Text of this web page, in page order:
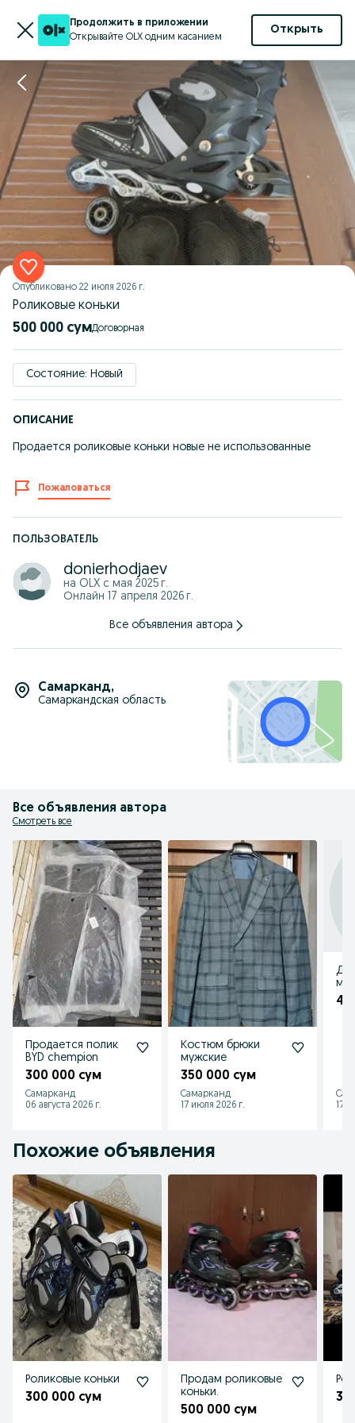
Продолжить в приложении
Открывайте OLX одним касанием
Открыть
Опубликовано 22 июля 2026 г.
Роликовые коньки
500 000 сум Договорная
Состояние: Новый
ОПИСАНИЕ
Продается роликовые коньки новые не использованные
Пожаловаться
ПОЛЬЗОВАТЕЛЬ
donierhodjaev
на OLX с мая 2025 г.
Онлайн 17 апреля 2026 г.
Все объявления автора
Самарканд,
Самаркандская область
Все объявления автора
Смотреть все
Продается полик
BYD chempion
300 000 сум
Самарканд
06 августа 2026 г.
Костюм брюки
мужские
350 000 сум
Самарканд
17 июля 2026 г.
17
Похожие объявления
Роликовые коньки
300 000 сум
Продам роликовые
коньки.
500 000 сум